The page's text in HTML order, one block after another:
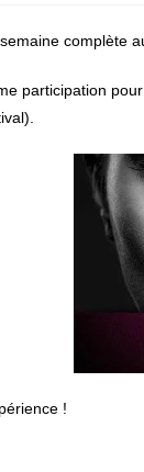
complète
participation
!